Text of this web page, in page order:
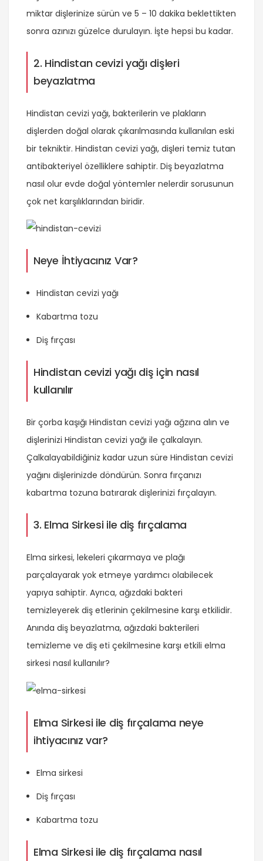
miktar dişlerinize sürün ve 5 – 10 dakika beklettikten
sonra azınızı güzelce durulayın. İşte hepsi bu kadar.
2. Hindistan cevizi yağı dişleri
beyazlatma
Hindistan cevizi yağı, bakterilerin ve plakların
dişlerden doğal olarak çıkarılmasında kullanılan eski
bir tekniktir. Hindistan cevizi yağı, dişleri temiz tutan
antibakteriyel özelliklere sahiptir. Diş beyazlatma
nasıl olur evde doğal yöntemler nelerdir sorusunun
çok net karşılıklarından biridir.
Neye İhtiyacınız Var?
Hindistan cevizi yağı
Kabartma tozu
Diş fırçası
Hindistan cevizi yağı diş için nasıl
kullanılır
Bir çorba kaşığı Hindistan cevizi yağı ağzına alın ve
dişlerinizi Hindistan cevizi yağı ile çalkalayın.
Çalkalayabildiğiniz kadar uzun süre Hindistan cevizi
yağını dişlerinizde döndürün. Sonra fırçanızı
kabartma tozuna batırarak dişlerinizi fırçalayın.
3. Elma Sirkesi ile diş fırçalama
Elma sirkesi, lekeleri çıkarmaya ve plağı
parçalayarak yok etmeye yardımcı olabilecek
yapıya sahiptir. Ayrıca, ağızdaki bakteri
temizleyerek diş etlerinin çekilmesine karşı etkilidir.
Anında diş beyazlatma, ağızdaki bakterileri
temizleme ve diş eti çekilmesine karşı etkili elma
sirkesi nasıl kullanılır?
Elma Sirkesi ile diş fırçalama neye
ihtiyacınız var?
Elma sirkesi
Diş fırçası
Kabartma tozu
Elma Sirkesi ile diş fırçalama nasıl